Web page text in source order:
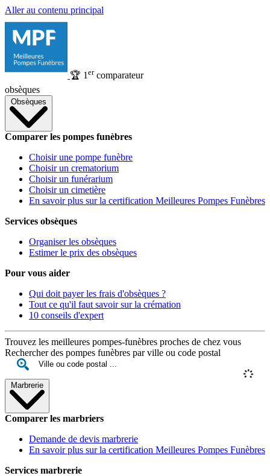
Aller au contenu principal
🏆 1 ercomparateur
obsèques
Obsèques
Comparer les pompes funèbres
Choisir une pompe funèbre
Choisir un crematorium
Choisir un funérarium
Choisir un cimetière
En savoir plus sur la certification Meilleures Pompes Funèbres
Services obsèques
Organiser les obsèques
Estimer le prix des obsèques
Pour vous aider
Qui doit payer les frais d'obsèques ?
Tout ce qu'il faut savoir sur la crémation
10 conseils d'expert
Trouvez les meilleures pompes-funèbres proches de chez vous
Rechercher des pompes funèbres par ville ou code postal
Marbrerie
Comparer les marbriers
Demande de devis marbrerie
En savoir plus sur la certification Meilleures Pompes Funèbres
Services marbrerie